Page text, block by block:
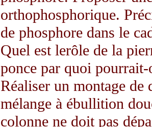
orthophosphorique.
de phosphore dans le
Quel est lerôle de la
ponce par quoi
Réaliser un montage
mélange à ébullition
colonne ne doit pas